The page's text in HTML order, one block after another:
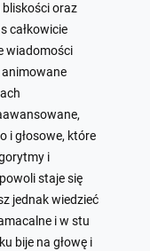
oraz
całkowicie
wiadomości
animowane
i głosowe, które
i
staje się
jednak wiedzieć
i w stu
bije na głowę i